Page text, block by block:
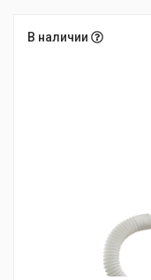
В наличии